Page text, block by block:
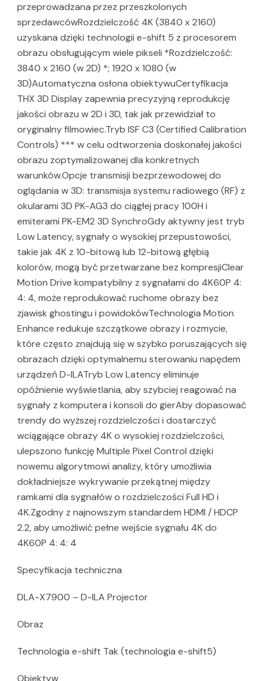
przeprowadzana przez przeszkolonych
sprzedawcówRozdzielczość 4K (3840 x 2160)
uzyskana dzięki technologii e-shift 5 z procesorem
obrazu obsługującym wiele pikseli *Rozdzielczość:
3840 x 2160 (w 2D) *; 1920 x 1080 (w
3D)Automatyczna osłona obiektywuCertyfikacja
THX 3D Display zapewnia precyzyjną reprodukcję
jakości obrazu w 2D i 3D, tak jak przewidział to
oryginalny filmowiec.Tryb ISF C3 (Certified Calibration
Controls) *** w celu odtworzenia doskonałej jakości
obrazu zoptymalizowanej dla konkretnych
warunków.Opcje transmisji bezprzewodowej do
oglądania w 3D: transmisja systemu radiowego (RF) z
okularami 3D PK-AG3 do ciągłej pracy 100H i
emiterami PK-EM2 3D SynchroGdy aktywny jest tryb
Low Latency, sygnały o wysokiej przepustowości,
takie jak 4K z 10-bitową lub 12-bitową głębią
kolorów, mogą być przetwarzane bez kompresjiClear
Motion Drive kompatybilny z sygnałami do 4K60P 4:
4: 4, może reprodukować ruchome obrazy bez
zjawisk ghostingu i powidokówTechnologia Motion
Enhance redukuje szczątkowe obrazy i rozmycie,
które często znajdują się w szybko poruszających się
obrazach dzięki optymalnemu sterowaniu napędem
urządzeń D-ILATryb Low Latency eliminuje
opóźnienie wyświetlania, aby szybciej reagować na
sygnały z komputera i konsoli do gierAby dopasować
trendy do wyższej rozdzielczości i dostarczyć
wciągające obrazy 4K o wysokiej rozdzielczości,
ulepszono funkcję Multiple Pixel Control dzięki
nowemu algorytmowi analizy, który umożliwia
dokładniejsze wykrywanie przekątnej między
ramkami dla sygnałów o rozdzielczości Full HD i
4K.Zgodny z najnowszym standardem HDMI / HDCP
2.2, aby umożliwić pełne wejście sygnału 4K do
4K60P 4: 4: 4
Specyfikacja techniczna
DLA-X7900 – D-ILA Projector
Obraz
Technologia e-shift Tak (technologia e-shift5)
Obiektyw